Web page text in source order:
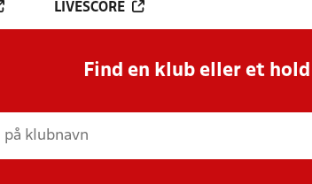
LIVESCORE
Find en klub eller et hold